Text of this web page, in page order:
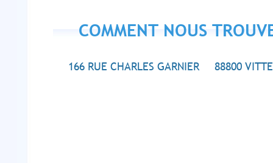
COMMENT NOUS
166 RUE CHARLES GARNIER 88800